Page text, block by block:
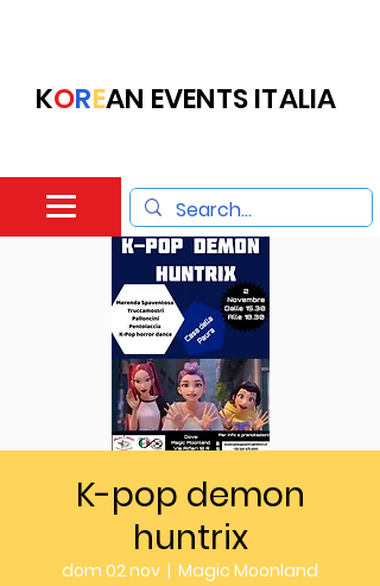
KOREAN EVENTS ITALIA
K-pop demon
huntrix
dom 02 nov
  |
Magic Moonland